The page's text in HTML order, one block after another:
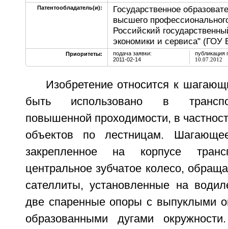
Патентообладатель(и):
Государственное
высшего
Российский
экономики и сервиса"
Приоритеты:
подача заявки:
2011-02-14
публикация
10.07.2012
Изобретение относится к
быть использовано в
повышенной проходимости, в
объектов по лестницам.
закрепленное на корпусе
центральное зубчатое колесо,
сателлиты, установленные на
две спаренные опоры с выпуклыми
образованными дугами